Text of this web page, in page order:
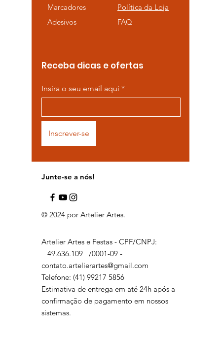
Marcadores
Adesivos
Política da Loja
FAQ
Receba dicas e ofertas
Insira o seu email aqui
Inscrever-se
Junte-se a nós!
© 2024 por Artelier Artes.
Artelier Artes e Festas - CPF/CNPJ:
49.636.109
/0001-09 -
contato.artelierartes@gmail.com
Telefone: (41) 99217 5856
Estimativa de entrega em até 24h após a
confirmação de pagamento em nossos
sistemas.